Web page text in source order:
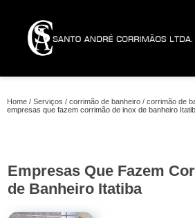
Home Serviços corrimão de banheiro
corrimão de
empresas que fazem corrimão de inox de banheiro
Empresas Que Fazem
de Banheiro Itatiba